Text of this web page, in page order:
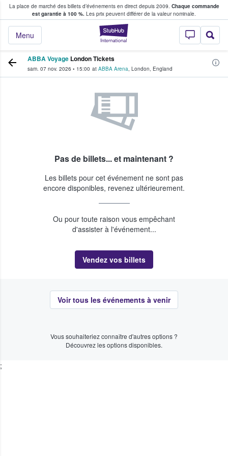
La place de marché des billets d’événements en direct depuis 2009. Chaque commande
est garantie à 100 %. Les prix peuvent différer de la valeur nominale.
StubHub - Où
Menu
fans achètent et vendent des billets
ABBA Voyage London Tickets
sam. 07 nov. 2026 • 15:00 at ABBA Arena, London, England
Pas de billets... et maintenant ?
Les billets pour cet événement ne sont pas
encore disponibles, revenez ultérieurement.
Ou pour toute raison vous empêchant
d'assister à l'événement...
Vendez vos billets
Voir tous les événements à venir
Vous souhaiteriez connaître d'autres options ?
Découvrez les options disponibles.
;